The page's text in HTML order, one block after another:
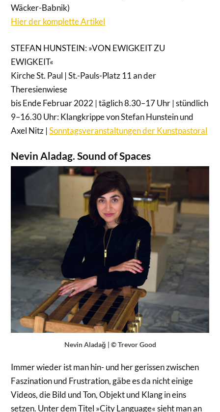
Wäcker-Babnik)
Hier der komplette Artikel
STEFAN HUNSTEIN: »VON EWIGKEIT ZU
EWIGKEIT«
Kirche St. Paul | St.-Pauls-Platz 11 an der
Theresienwiese
bis Ende Februar 2022 | täglich 8.30–17 Uhr | stündlich
9–16.30 Uhr: Klangkrippe von Stefan Hunstein und
Axel Nitz |Sonntagsveranstaltungen der Kunstpastoral
Nevin Aladag. Sound of Spaces
Nevin Aladağ | © Trevor Good
Immer wieder ist man hin- und her gerissen zwischen
Faszination und Frustration, gäbe es da nicht einige
Videos, die Bild und Ton, Objekt und Klang in eins
setzen. Unter dem Titel »City Language« sieht man an